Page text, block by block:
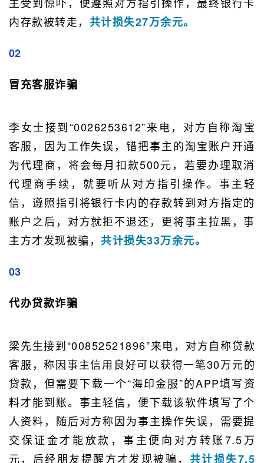
内存款被转走， 共计损失27万余元。
02
冒充客服诈骗
李女士接到“0026253612”来电，对方自称淘宝
客服，因为工作失误，错把事主的淘宝账户开通
为代理商，将会每月扣款500元，若要办理取消
代理商手续，就要听从对方指引操作。事主轻
信，遵照指引将银行卡内的存款转到对方指定的
账户之后，对方就拒不退还，更将事主拉黑，事
主方才发现被骗， 共计损失33万余元。
03
代办贷款诈骗
梁先生接到“00852521896”来电，对方自称贷款
客服，称因事主信用良好可以获得一笔30万元的
贷款，但需要下载一个“海印金服”的APP填写资
料才能到账。事主轻信，便下载该软件填写了个
人资料，随后对方称因为事主操作失误，需要提
交保证金才能放款，事主便向对方转账7.5万
元，后经朋友提醒方才发现被骗， 共计损失7.5